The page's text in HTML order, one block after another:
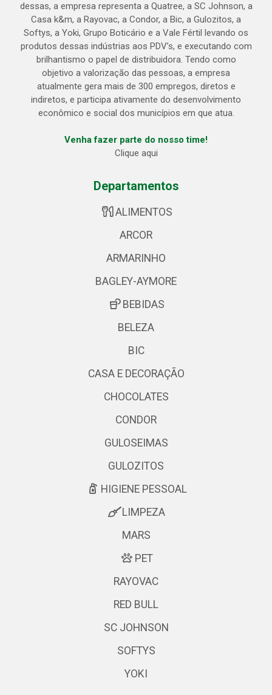
dessas, a empresa representa a Quatree, a SC Johnson, a
Casa k&m, a Rayovac, a Condor, a Bic, a Gulozitos, a
Softys, a Yoki, Grupo Boticário e a Vale Fértil levando os
produtos dessas indústrias aos PDV’s, e executando com
brilhantismo o papel de distribuidora. Tendo como
objetivo a valorização das pessoas, a empresa
atualmente gera mais de 300 empregos, diretos e
indiretos, e participa ativamente do desenvolvimento
econômico e social dos municípios em que atua.
Venha fazer parte do nosso time!
Clique aqui
Departamentos
ALIMENTOS
ARCOR
ARMARINHO
BAGLEY-AYMORE
BEBIDAS
BELEZA
BIC
CASA E DECORAÇÃO
CHOCOLATES
CONDOR
GULOSEIMAS
GULOZITOS
HIGIENE PESSOAL
LIMPEZA
MARS
PET
RAYOVAC
RED BULL
SC JOHNSON
SOFTYS
YOKI